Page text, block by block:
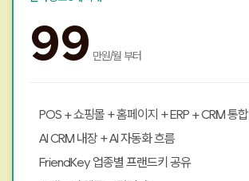
99 만원/월 부터
POS + 쇼핑몰 + 홈페이지 + ERP + CRM 통합
AI CRM 내장 + AI 자동화 흐름
FriendKey 업종별 프랜드키 공유